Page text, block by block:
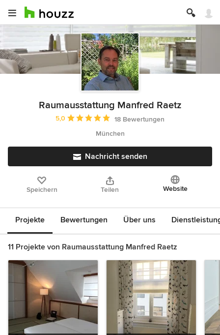
Raumausstattung Manfred Raetz
Durchschnittliche Bewertung: 5 von 5 Sternen
5,0
18 Bewertungen
München
Nachricht senden
Speichern Teilen Website
Projekte Bewertungen Über uns
11 Projekte von Raumausstattung Manfred Raetz